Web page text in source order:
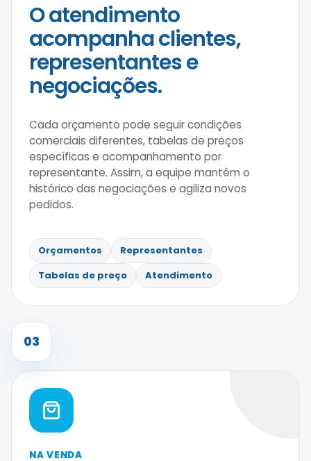
O atendimento
acompanha clientes,
representantes e
negociações.
Cada orçamento pode seguir condições
comerciais diferentes, tabelas de preços
específicas e acompanhamento por
representante. Assim, a equipe mantém o
histórico das negociações e agiliza novos
pedidos.
Orçamentos
Representantes
Tabelas de preço
Atendimento
03
NA VENDA